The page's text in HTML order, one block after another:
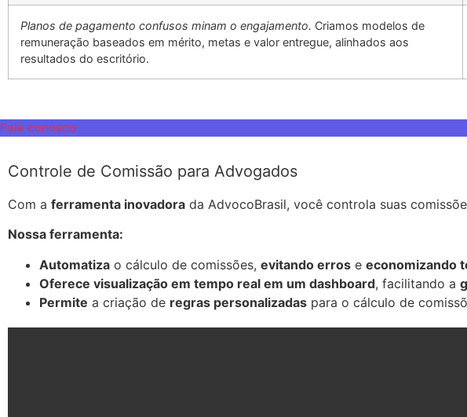
Planos de pagamento confusos minam o engajamento. Criamos modelos de
remuneração baseados em mérito, metas e valor entregue, alinhados aos
resultados do escritório.
Fale conosco
Controle de Comissão para Advogados
Com a ferramenta inovadora da AdvocoBrasil, você controla suas
Nossa ferramenta:
Automatiza o cálculo de comissões, evitando erros e economizando
Oferece visualização em tempo real em um dashboard, facilitando a
Permite a criação de regras personalizadas para o cálculo de